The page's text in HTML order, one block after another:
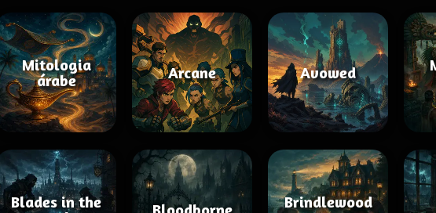
Mitologia
árabe
Arcane Avowed
Blades in the
Bloodborne
Brindlewood